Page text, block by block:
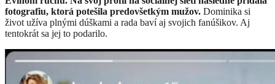
fotografiu, ktorá potešila predovšetkým mužov. Dominika si
život užíva plnými dúškami a rada baví aj svojich fanúšikov. Aj
tentokrát sa jej to podarilo.